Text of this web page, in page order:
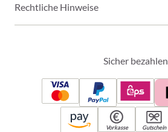
Rechtliche Hinweise
Sicher bezahlen
Vorkasse Gutschein